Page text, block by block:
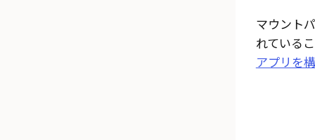
マウント
れている
アプリを